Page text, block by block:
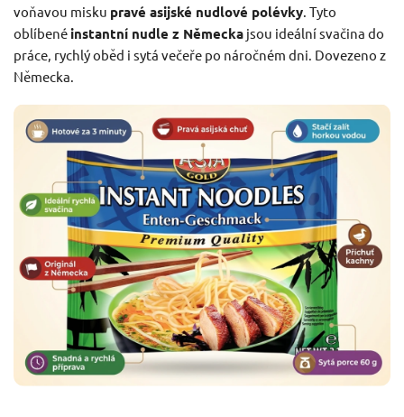
voňavou misku pravé asijské nudlové polévky. Tyto
oblíbenéinstantní nudle z Německa jsou ideální svačina do
práce, rychlý oběd i sytá večeře po náročném dni. Dovezeno z
Německa.